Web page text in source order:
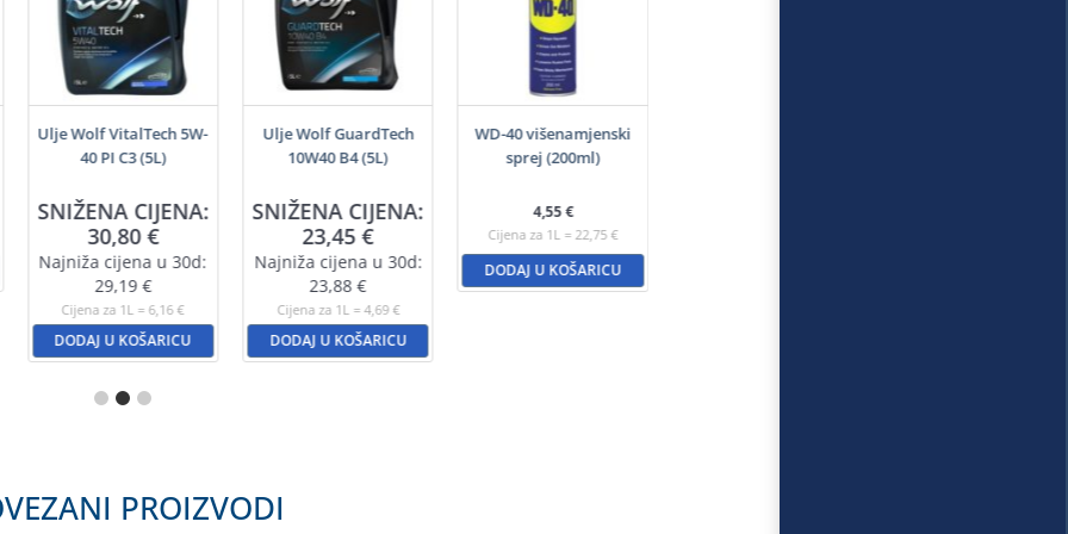
Ulje Wolf VitalTech 5W-
40 PI C3 (5L)
SNIŽENA CIJENA:
30,80€
Najniža cijena u 30d:
29,19€
Cijena za 1L = 6,16 €
DODAJ U KOŠARICU
Ulje Wolf GuardTech
10W40 B4 (5L)
SNIŽENA CIJENA:
23,45€
Najniža cijena u 30d:
23,88€
Cijena za 1L = 4,69 €
DODAJ U KOŠARICU
WD-40 višenamjenski
sprej (200ml)
4,55€
Cijena za 1L = 22,75 €
DODAJ U KOŠARICU
PROIZVODI